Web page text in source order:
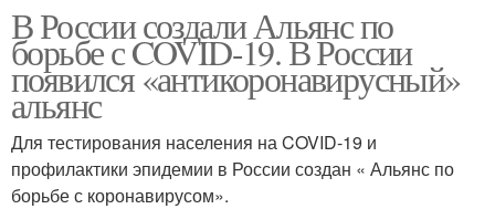
В России создали Альянс по
борьбе с COVID-19. В России
появился «антикоронавирусный»
альянс
Для тестирования населения на COVID-19 и
профилактики эпидемии в России создан « Альянс по
борьбе с коронавирусом».